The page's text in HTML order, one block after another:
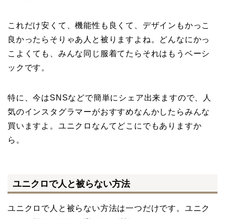
これだけ安くて、機能性も良くて、デザインもかっこ
良かったらそりゃあ人と被りますよね。どんなにかっ
こよくても、みんな同じ服着てたらそれはもうベーシ
ックです。
特に、今はSNSなどで簡単にシェア出来ますので、人
気のインスタグラマーがおすすめなんかしたらみんな
買いますよ。ユニクロなんてどこにでもありますか
ら。
ユニクロで人と被らない方法
ユニクロで人と被らない方法は一つだけです。ユニク